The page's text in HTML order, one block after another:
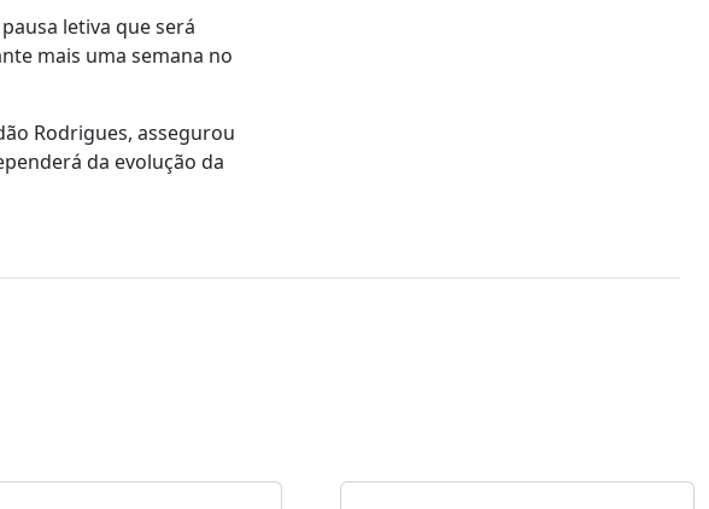
letiva que será
mais uma semana no
Rodrigues, assegurou
da evolução da